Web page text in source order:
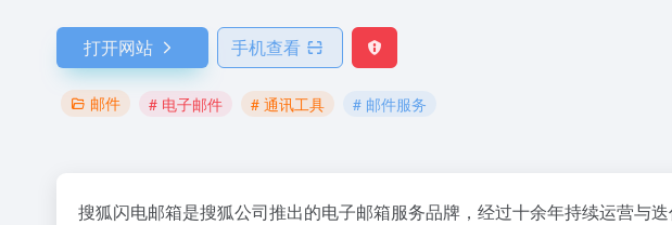
打开网站 手机查看
邮件 # 电子邮件 # 通讯工具 # 邮件服务
搜狐闪电邮箱是搜狐公司推出的电子邮箱服务品牌，经过十余年持续运营与